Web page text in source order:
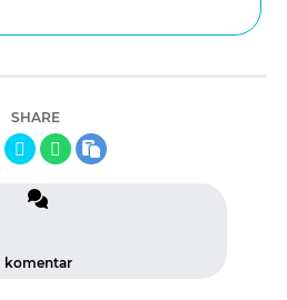
SHARE
komentar